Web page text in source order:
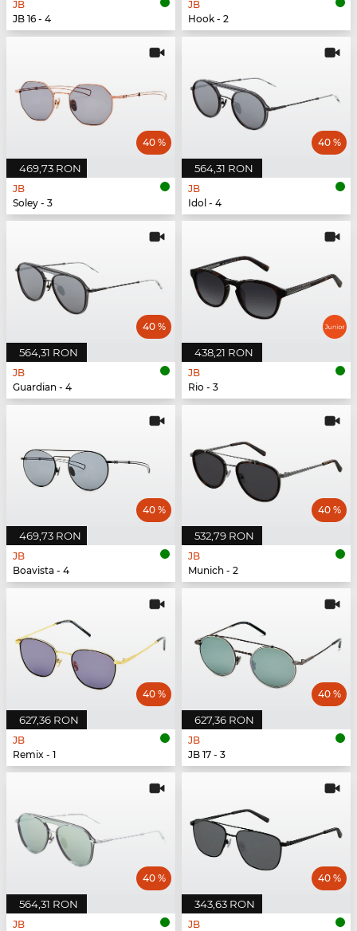
JB
JB 16 - 4
JB
Hook - 2
469,73 RON
40 %
JB
Soley - 3
564,31 RON
40 %
JB
Idol - 4
564,31 RON
40 %
JB
Guardian - 4
438,21 RON
JB
Rio - 3
469,73 RON
40 %
JB
Boavista - 4
532,79 RON
40 %
JB
Munich - 2
627,36 RON
40 %
JB
Remix - 1
627,36 RON
40 %
JB
JB 17 - 3
564,31 RON
40 %
JB
343,63 RON
40 %
JB